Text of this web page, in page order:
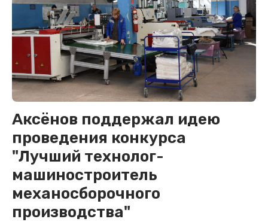
Аксёнов поддержал идею
проведения конкурса
"Лучший технолог-
машиностроитель
механосборочного
производства"